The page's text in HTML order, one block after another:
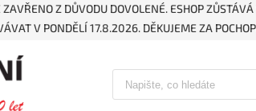
Z DŮVODU DOVOLENÉ. ESHOP ZŮSTÁVÁ
V PONDĚLÍ 17.8.2026. DĚKUJEME ZA